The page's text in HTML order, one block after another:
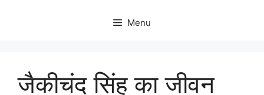
Menu
जैकीचंद सिंह का जीवन